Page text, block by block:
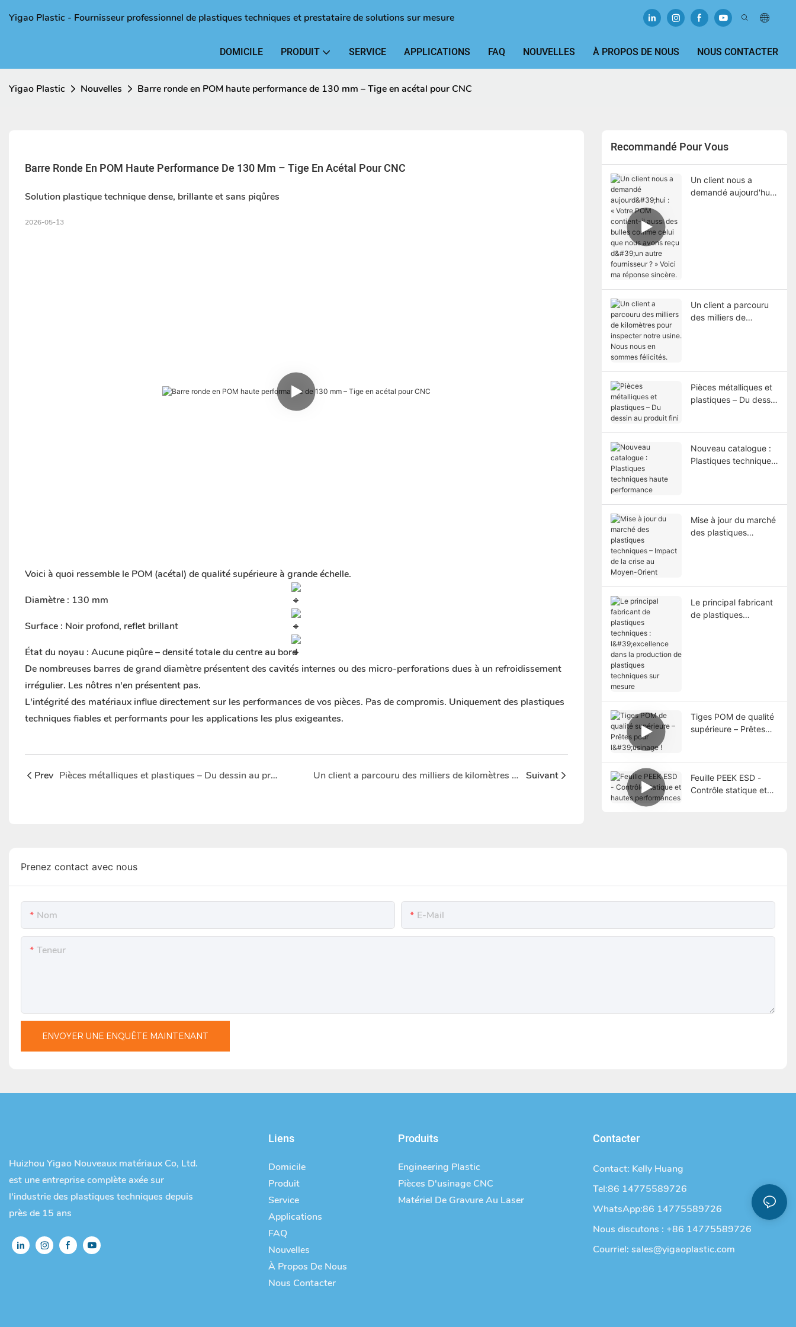
Yigao Plastic - Fournisseur professionnel de plastiques techniques et prestataire de solutions sur mesure
DOMICILE PRODUIT SERVICE APPLICATIONS FAQ NOUVELLES À PROPOS DE NOUS NOUS CONTACTER
Yigao Plastic Nouvelles Barre ronde en POM haute performance de 130 mm – Tige en acétal pour CNC
Barre Ronde En POM Haute Performance De 130 Mm – Tige En Acétal Pour CNC
Solution plastique technique dense, brillante et sans piqûres
2026-05-13
Voici à quoi ressemble le POM (acétal) de qualité supérieure à grande échelle.
Diamètre : 130 mm
Surface : Noir profond, reflet brillant
État du noyau : Aucune piqûre – densité totale du centre au bord
De nombreuses barres de grand diamètre présentent des cavités internes ou des micro-perforations dues à un refroidissement
irrégulier. Les nôtres n'en présentent pas.
L'intégrité des matériaux influe directement sur les performances de vos pièces. Pas de compromis. Uniquement des plastiques
techniques fiables et performants pour les applications les plus exigeantes.
Prev Pièces métalliques et plastiques – Du dessin au produit fini Un client a parcouru des milliers de kilomètres pour inspecter notre usine. Nous nous en sommes félicités. Suivant
Recommandé Pour Vous
Un client nous a
demandé aujourd'hui :
Un client a parcouru
des milliers de
Pièces métalliques et
plastiques – Du dessin
Nouveau catalogue :
Plastiques techniques
Mise à jour du marché
des plastiques
Le principal fabricant
de plastiques
Tiges POM de qualité
supérieure – Prêtes
Feuille PEEK ESD -
Contrôle statique et
Prenez contact avec nous
Nom E-Mail
Teneur
ENVOYER UNE ENQUÊTE MAINTENANT
Huizhou Yigao Nouveaux matériaux Co, Ltd.
est une entreprise complète axée sur
l'industrie des plastiques techniques depuis
près de 15 ans
Liens
Domicile
Produit
Service
Applications
FAQ
Nouvelles
À Propos De Nous
Nous Contacter
Produits
Engineering Plastic
Pièces D'usinage CNC
Matériel De Gravure Au Laser
Contacter
Contact: Kelly Huang
Tel:86 14775589726
WhatsApp:86 14775589726
Nous discutons : +86 14775589726
Courriel: sales@yigaoplastic.com